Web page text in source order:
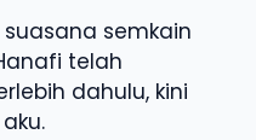
semkain
telah
dahulu, kini